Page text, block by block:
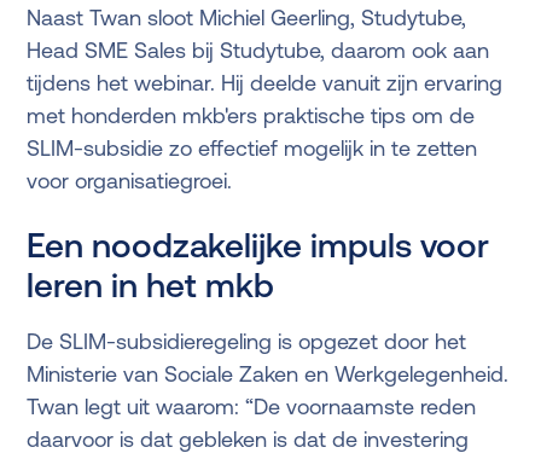
Naast Twan sloot Michiel Geerling, Studytube,
Head SME Sales bij Studytube, daarom ook aan
tijdens het webinar. Hij deelde vanuit zijn ervaring
met honderden mkb'ers praktische tips om de
SLIM-subsidie zo effectief mogelijk in te zetten
voor organisatiegroei.
Een noodzakelijke impuls voor
leren in het mkb
De SLIM-subsidieregeling is opgezet door het
Ministerie van Sociale Zaken en Werkgelegenheid.
Twan legt uit waarom: “De voornaamste reden
daarvoor is dat gebleken is dat de investering